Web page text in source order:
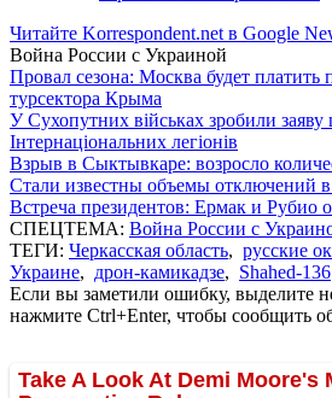
Читайте Korrespondent.net в Google
Война России с Украиной
Провал сезона: Москва будет платить
турсектора Крыма
У Сухопутних військах зробили заяву
Інтернаціональних легіонів
Взрыв в Сыктывкаре: возросло
Стали известны объемы отключений
Встреча президентов: Ермак и Рубио
СПЕЦТЕМА: Война России с
ТЕГИ: Черкасская область, русские
Украине, дрон-камикадзе, Shahed-136
Если вы заметили ошибку, выделите
нажмите Ctrl+Enter, чтобы сообщить